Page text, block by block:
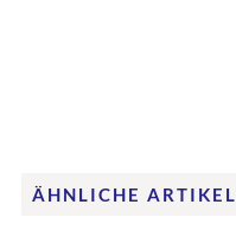
ÄHNLICHE ARTIKEL